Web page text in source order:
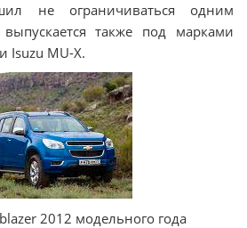
не ограничиваться одним
также под марками
Isuzu MU-X.
2012 модельного года